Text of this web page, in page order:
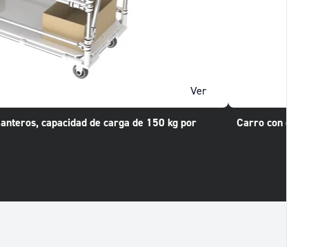
Ver
capacidad de carga de 150 kg por
Carro con